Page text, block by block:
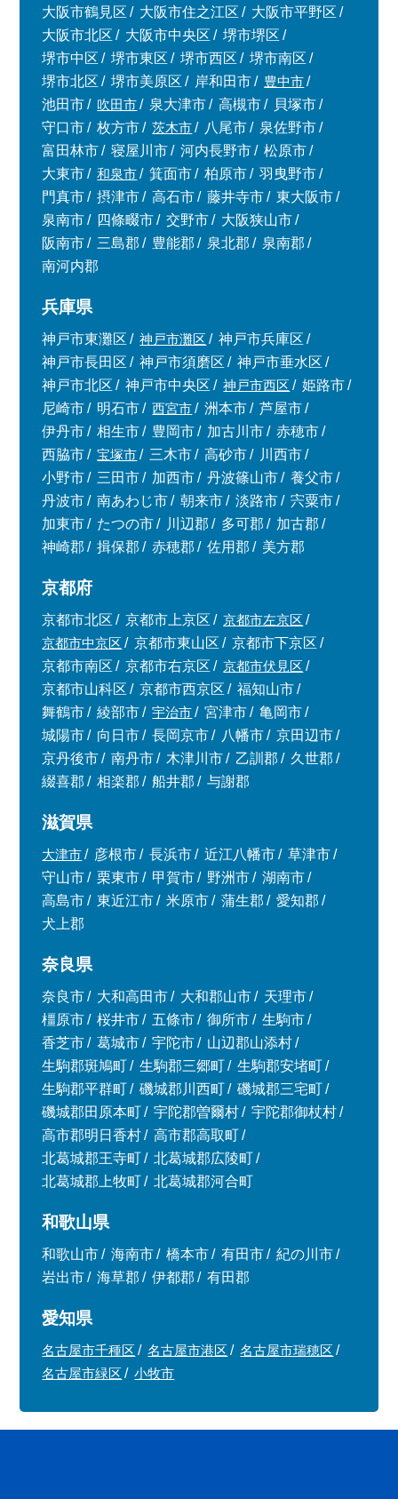
大阪市鶴見区 大阪市住之江区
大阪市平野区
大阪市北区
大阪市中央区
堺市堺区
堺市中区
堺市東区 堺市西区
堺市南区
堺市北区
堺市美原区 岸和田市
豊中市
池田市
吹田市 泉大津市 高槻市
貝塚市
守口市
枚方市 茨木市 八尾市
泉佐野市
富田林市
寝屋川市 河内長野市
松原市
大東市
和泉市 箕面市 柏原市
羽曳野市
門真市
摂津市 高石市 藤井寺市
東大阪市
泉南市
四條畷市 交野市
大阪狭山市
阪南市
三島郡 豊能郡 泉北郡
泉南郡
南河内郡
兵庫県
神戸市東灘区 神戸市灘区
神戸市兵庫区
神戸市長田区
神戸市須磨区
神戸市垂水区
神戸市北区
神戸市中央区 神戸市西区
姫路市
尼崎市
明石市 西宮市 洲本市
芦屋市
伊丹市
相生市 豊岡市 加古川市
赤穂市
西脇市
宝塚市 三木市 高砂市
川西市
小野市
三田市 加西市 丹波篠山市
養父市
丹波市
南あわじ市 朝来市 淡路市
宍粟市
加東市
たつの市 川辺郡 多可郡
加古郡
神崎郡
揖保郡 赤穂郡 佐用郡 美方郡
京都府
京都市北区 京都市上京区
京都市左京区
京都市中京区
京都市東山区
京都市下京区
京都市南区
京都市右京区
京都市伏見区
京都市山科区
京都市西京区
福知山市
舞鶴市
綾部市 宇治市 宮津市
亀岡市
城陽市
向日市 長岡京市 八幡市
京田辺市
京丹後市
南丹市 木津川市 乙訓郡
久世郡
綴喜郡
相楽郡 船井郡 与謝郡
滋賀県
大津市 彦根市 長浜市 近江八幡市
草津市
守山市
栗東市 甲賀市 野洲市
湖南市
高島市
東近江市 米原市 蒲生郡
愛知郡
犬上郡
奈良県
奈良市 大和高田市 大和郡山市
天理市
橿原市
桜井市 五條市 御所市
生駒市
香芝市
葛城市 宇陀市
山辺郡山添村
生駒郡斑鳩町
生駒郡三郷町
生駒郡安堵町
生駒郡平群町
磯城郡川西町
磯城郡三宅町
磯城郡田原本町
宇陀郡曽爾村
宇陀郡御杖村
高市郡明日香村
高市郡高取町
北葛城郡王寺町
北葛城郡広陵町
北葛城郡上牧町
北葛城郡河合町
和歌山県
和歌山市 海南市 橋本市 有田市
紀の川市
岩出市
海草郡 伊都郡 有田郡
愛知県
名古屋市千種区 名古屋市港区
名古屋市瑞穂区
名古屋市緑区
小牧市